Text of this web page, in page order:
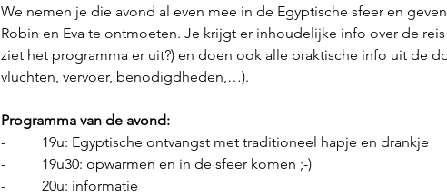
We nemen je die avond al even mee in de Egyptische sfeer en
Robin en Eva te ontmoeten. Je krijgt er inhoudelijke info over de
ziet het programma er uit?) en doen ook alle praktische info uit de
vluchten, vervoer, benodigdheden,…).
Programma van de avond:
-          19u: Egyptische ontvangst met traditioneel hapje en drankje
-          19u30: opwarmen en in de sfeer komen ;-)
-          20u: informatie